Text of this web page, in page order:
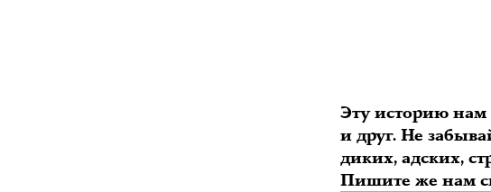
Эту историю нам
и друг. Не
диких, адских,
Пишите же нам